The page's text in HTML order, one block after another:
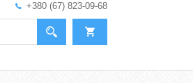
+380 (67) 823-09-68